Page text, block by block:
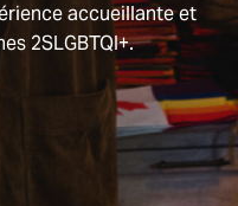
accueillante et
2SLGBTQI+.